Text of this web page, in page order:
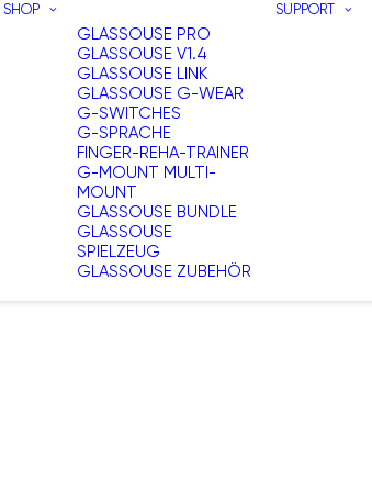
SHOP
GLASSOUSE PRO
GLASSOUSE V1.4
GLASSOUSE LINK
GLASSOUSE G-WEAR
G-SWITCHES
G-SPRACHE
FINGER-REHA-TRAINER
G-MOUNT MULTI-
MOUNT
GLASSOUSE BUNDLE
GLASSOUSE
SPIELZEUG
GLASSOUSE ZUBEHÖR
SUPPORT